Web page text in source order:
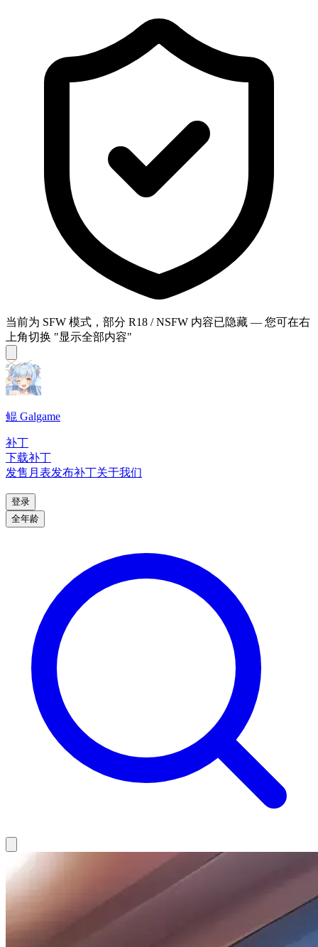
当前为 SFW 模式，部分 R18 / NSFW 内容已隐藏 — 您可在右
上角切换 "显示全部内容"
鲲 Galgame
补丁
下载补丁
发售月表发布补丁关于我们
登录
全年龄